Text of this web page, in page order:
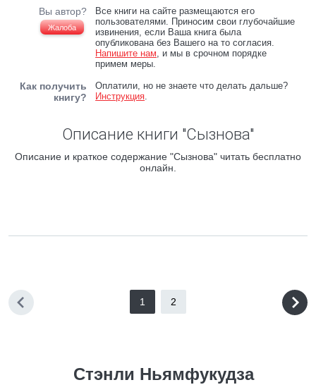
Вы автор?
Жалоба
Все книги на сайте размещаются его
пользователями. Приносим свои глубочайшие
извинения, если Ваша книга была
опубликована без Вашего на то согласия.
Напишите нам, и мы в срочном порядке
примем меры.
Как получить
книгу?
Оплатили, но не знаете что делать дальше?
Инструкция.
Описание книги "Сызнова"
Описание и краткое содержание "Сызнова" читать бесплатно
онлайн.
1 2
Стэнли Ньямфукудза